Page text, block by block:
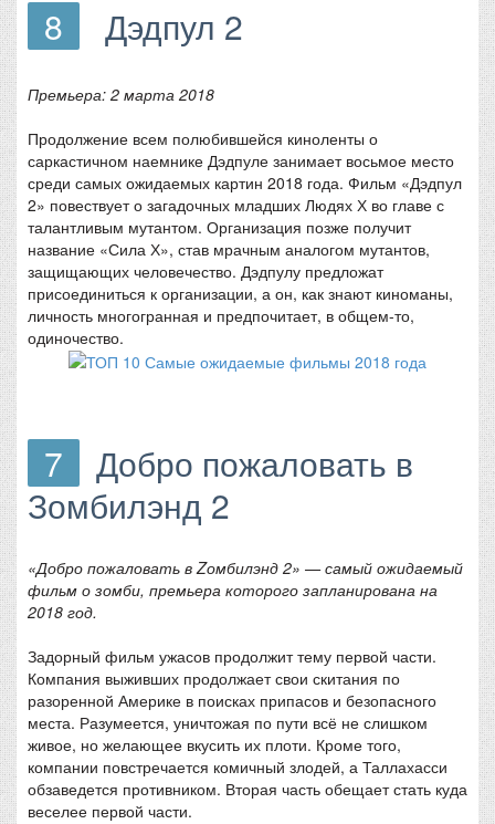
8 Дэдпул 2
Премьера: 2 марта 2018
Продолжение всем полюбившейся киноленты о
саркастичном наемнике Дэдпуле занимает восьмое место
среди самых ожидаемых картин 2018 года. Фильм «Дэдпул
2» повествует о загадочных младших Людях Х во главе с
талантливым мутантом. Организация позже получит
название «Сила Х», став мрачным аналогом мутантов,
защищающих человечество. Дэдпулу предложат
присоединиться к организации, а он, как знают киноманы,
личность многогранная и предпочитает, в общем-то,
одиночество.
7
Добро пожаловать в
Зомбилэнд 2
«Добро пожаловать в Zомбилэнд 2» — самый ожидаемый
фильм о зомби, премьера которого запланирована на
2018 год.
Задорный фильм ужасов продолжит тему первой части.
Компания выживших продолжает свои скитания по
разоренной Америке в поисках припасов и безопасного
места. Разумеется, уничтожая по пути всё не слишком
живое, но желающее вкусить их плоти. Кроме того,
компании повстречается комичный злодей, а Таллахасси
обзаведется противником. Вторая часть обещает стать куда
веселее первой части.